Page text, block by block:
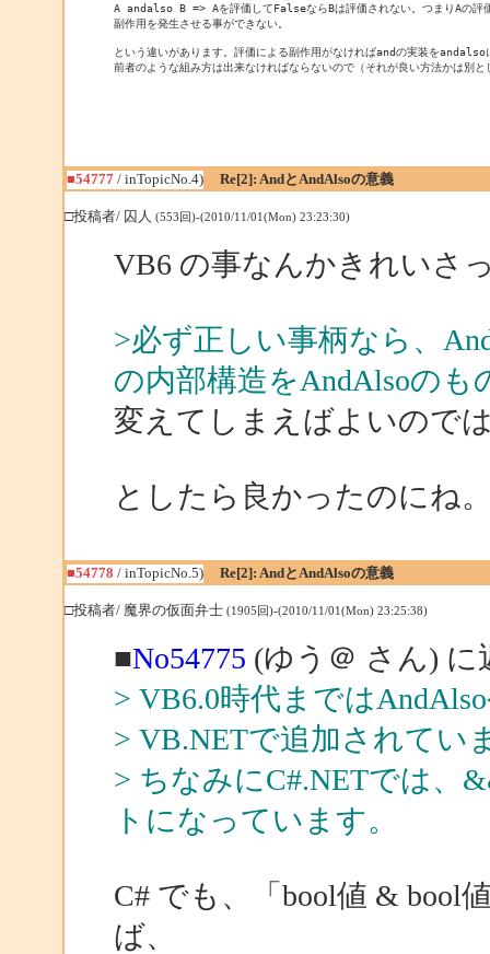
A andalso B => Aを評価してFalseならBは評価されない。つまりAの評
副作用を発生させる事ができない。
という違いがあります。評価による副作用がなければandの実装をandalso
前者のような組み方は出来なければならないので（それが良い方法かは別
■54777/ inTopicNo.4) Re[2]: AndとAndAlsoの意義
□投稿者/ 囚人 (553回)-(2010/11/01(Mon) 23:23:30)
VB6 の事なんかきれいさ
>必ず正しい事柄なら、
の内部構造をAndAlsoのも
変えてしまえばよいので
としたら良かったのにね
■54778 / inTopicNo.5) Re[2]: AndとAndAlsoの意義
□投稿者/ 魔界の仮面弁士 (1905回)-(2010/11/01(Mon) 23:25:38)
■No54775 (ゆう＠ さん) に
> VB6.0時代までは
> VB.NETで追加されてい
> ちなみにC#.NETでは、
トになっています。
C# でも、「bool値 & bool
ば、